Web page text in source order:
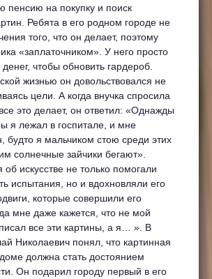
пенсию на покупку и поиск
Ребята в его родном городе не
того, что он делает, поэтому
«заплаточником». У него просто
чтобы обновить гардероб.
жизнью он довольствовался не
цели. А когда внучка спросила
это делает, он ответил: «Однажды
я лежал в госпитале, и мне
будто я мальчиком стою среди этих
солнечные зайчики бегают».
искусстве не только помогали
испытания, но и вдохновляли его
которые совершили его
мне даже кажется, что не мой
все эти картины, а я… ». В
Николаевич понял, что картинная
должна стать достоянием
Он подарил городу первый в его